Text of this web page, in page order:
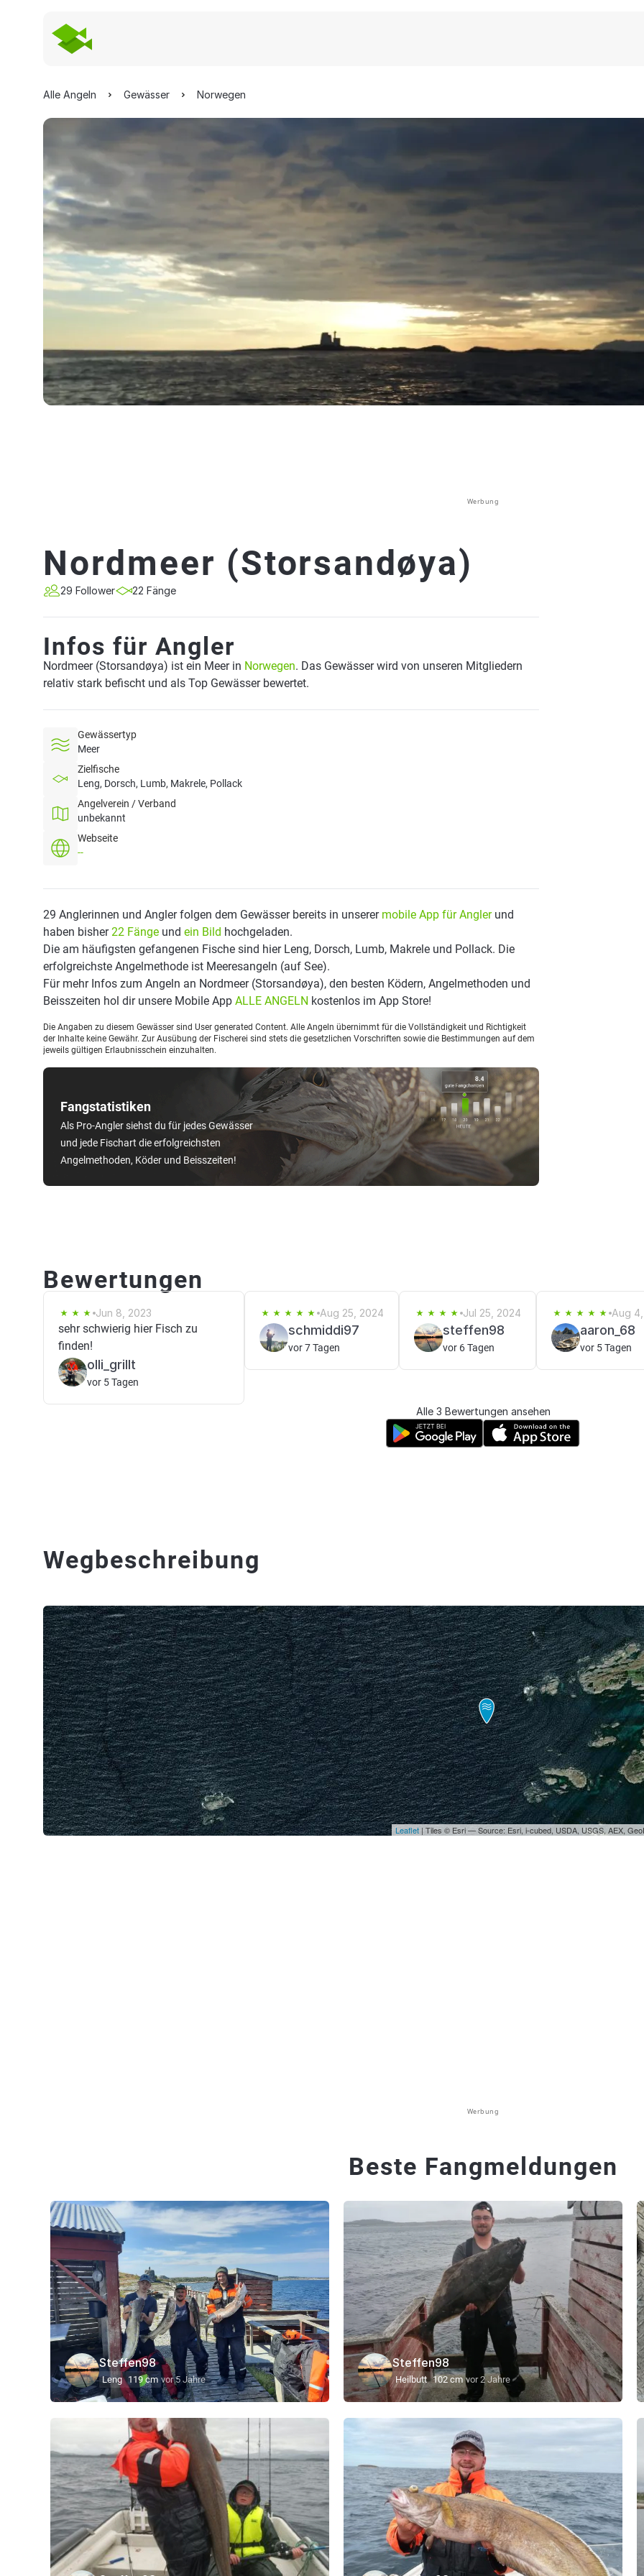
Alle Angeln Gewässer Norwegen
Werbung
Nordmeer (Storsandøya)
29 Follower 22 Fänge
Infos für Angler
Nordmeer (Storsandøya) ist ein Meer in Norwegen. Das Gewässer wird von unseren Mitgliedern
relativ stark befischt und als Top Gewässer bewertet.
Gewässertyp
Meer
Zielfische
Leng, Dorsch, Lumb, Makrele, Pollack
Angelverein / Verband
unbekannt
Webseite
--
Fangstatistiken
Als Pro-Angler siehst du für jedes Gewässer
und jede Fischart die erfolgreichsten
Angelmethoden, Köder und Beisszeiten!
29 Anglerinnen und Angler folgen dem Gewässer bereits in unserer mobile App für Anglerund
haben bisher22 Fänge und ein Bild hochgeladen.
Die am häufigsten gefangenen Fische sind hier Leng, Dorsch, Lumb, Makrele und Pollack. Die
erfolgreichste Angelmethode ist Meeresangeln (auf See).
Für mehr Infos zum Angeln an Nordmeer (Storsandøya), den besten Ködern, Angelmethoden und
Beisszeiten hol dir unsere Mobile App ALLE ANGELN kostenlos im App Store!
Die Angaben zu diesem Gewässer sind User generated Content. Alle Angeln übernimmt für die Vollständigkeit und Richtigkeit
der Inhalte keine Gewähr. Zur Ausübung der Fischerei sind stets die gesetzlichen Vorschriften sowie die Bestimmungen auf dem
jeweils gültigen Erlaubnisschein einzuhalten.
Bewertungen
Jun 8, 2023
sehr schwierig hier Fisch zu
finden!
olli_grillt
vor 5 Tagen
Aug 25, 2024
schmiddi97
vor 7 Tagen
Jul 25, 2024
steffen98
vor 6 Tagen
Aug
aaron_68
vor 5 Tagen
Alle 3 Bewertungen ansehen
Wegbeschreibung
Leaflet | Tiles © Esri — Source: Esri, i-cubed, USDA, USGS, AEX,
Werbung
Beste Fangmeldungen
Steffen98
Leng 119 cm vor 5 Jahre
Steffen98
Heilbutt 102 cm vor 2 Jahre